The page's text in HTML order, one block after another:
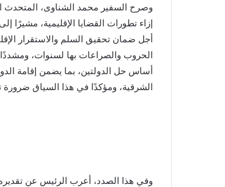
وصرح السفير محمد الشناوى،
إزاء تطورات القضايا الإقليمية،
أجل ضمان تحقيق السلم والاستقرار
الحروب والصراعات بها لسنوات،
الشرقية، ومؤكدًا في هذا السياق ضرورة
وفي هذا الصدد، أعرب الرئيس عن